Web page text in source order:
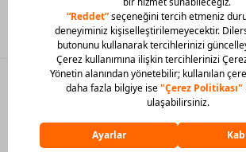
© 2026 Barcin Tüm Hakları